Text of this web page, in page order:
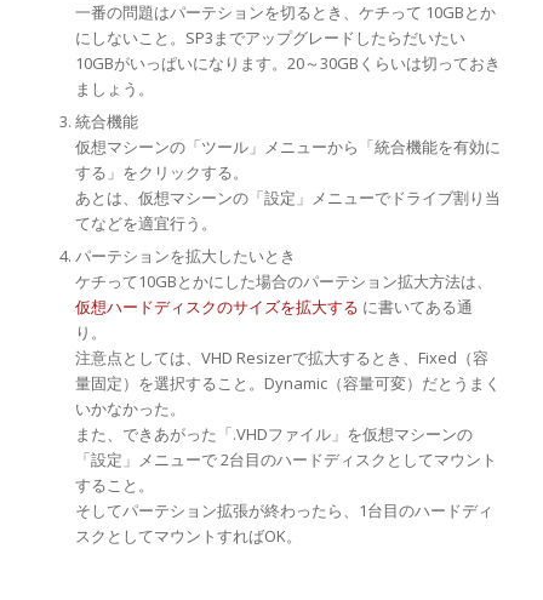
一番の問題はパーテションを切るとき、ケチって 10GBとか
にしないこと。SP3までアップグレードしたらだいたい
10GBがいっぱいになります。20～30GBくらいは切っておき
ましょう。
統合機能
仮想マシーンの「ツール」メニューから「統合機能を有効に
する」をクリックする。
あとは、仮想マシーンの「設定」メニューでドライブ割り当
てなどを適宜行う。
パーテションを拡大したいとき
ケチって10GBとかにした場合のパーテション拡大方法は、
仮想ハードディスクのサイズを拡大する に書いてある通
り。
注意点としては、VHD Resizerで拡大するとき、Fixed（容
量固定）を選択すること。Dynamic（容量可変）だとうまく
いかなかった。
また、できあがった「.VHDファイル」を仮想マシーンの
「設定」メニューで 2台目のハードディスクとしてマウント
すること。
そしてパーテション拡張が終わったら、1台目のハードディ
スクとしてマウントすればOK。